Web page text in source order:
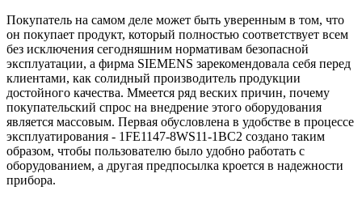
Покупатель на самом деле может быть уверенным в том, что
он покупает продукт, который полностью соответствует всем
без исключения сегодняшним нормативам безопасной
эксплуатации, а фирма SIEMENS зарекомендовала себя перед
клиентами, как солидный производитель продукции
достойного качества. Ммеется ряд веских причин, почему
покупательский спрос на внедрение этого оборудования
является массовым. Первая обусловлена в удобстве в процессе
эксплуатирования - 1FE1147-8WS11-1BC2 создано таким
образом, чтобы пользователю было удобно работать с
оборудованием, а другая предпосылка кроется в надежности
прибора.